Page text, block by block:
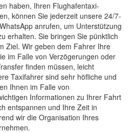
haben, Ihren Flughafentaxi-
können Sie jederzeit unsere 24/7-
anrufen, um Unterstützung
erhalten. Sie bringen Sie pünktlich
Ziel. Wir geben dem Fahrer Ihre
im Falle von Verzögerungen oder
finden müssen, leicht
Taxifahrer sind sehr höfliche und
Ihnen im Falle von
Informationen zu Ihrer Fahrt
entspannen und Ihre Zeit in
wir die Organisation Ihres